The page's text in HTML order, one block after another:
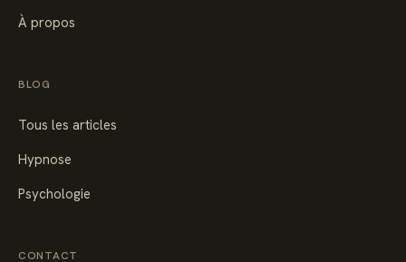
À propos
BLOG
Tous les articles
Hypnose
Psychologie
CONTACT